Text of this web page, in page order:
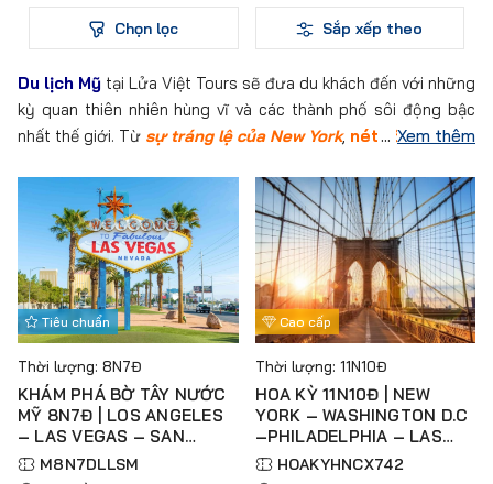
Chọn lọc Sắp xếp theo
Du lịch Mỹ tại Lửa Việt Tours sẽ đưa du khách đến với những
kỳ quan thiên nhiên hùng vĩ và các thành phố sôi động bậc
nhất thế giới. Từ sự tráng lệ của New York, nét cổ kính của
mỗi điểm đến đều mang đến cho du khách trải nghiệm độc
đáo và khó quên. Đăng ký tour ngay để nhận những ưu đãi
đặc biệt.
Xem thêm
Tiêu chuẩn
Thời lượng: 8N7Đ
KHÁM PHÁ BỜ TÂY NƯỚC
MỸ 8N7Đ | LOS ANGELES
– LAS VEGAS – SAN
DIEGO – MEXICO
M8N7DLLSM
Cao cấp
Thời lượng: 11N10Đ
HOA KỲ 11N10Đ | NEW
YORK – WASHINGTON D.C
–PHILADELPHIA – LAS
VEGAS – LOS ANGELES
HOAKYHNCX742